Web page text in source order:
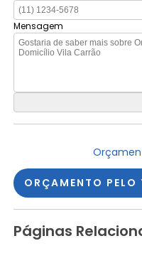
Mensagem
ORÇAMENTO PELO
Páginas